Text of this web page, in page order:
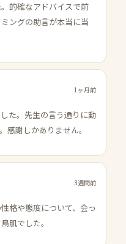
的確なアドバイスで前
ングの助言が本当に当
1ヶ月前
た。先生の言う通りに動
感謝しかありません。
3週間前
格や態度について、会っ
肌でした。